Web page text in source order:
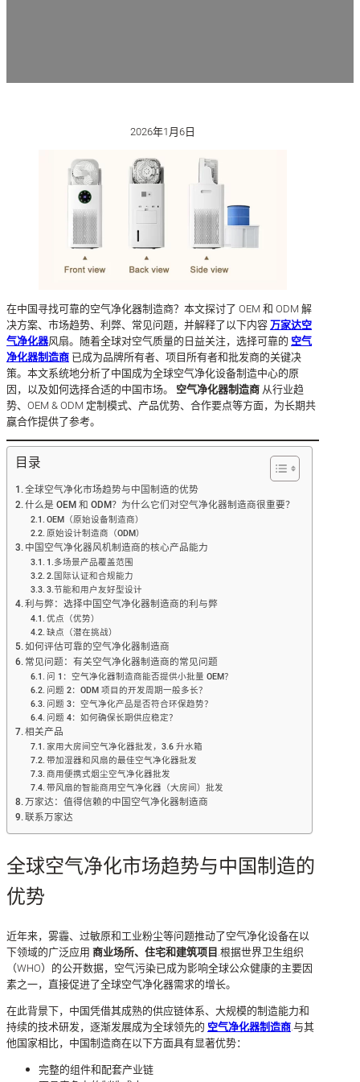
2026年1月6日
在中国寻找可靠的空气净化器制造商？本文探讨了 OEM 和 ODM 解
决方案、市场趋势、利弊、常见问题，并解释了以下内容万家达空
气净化器风扇。随着全球对空气质量的日益关注，选择可靠的 空气
净化器制造商 已成为品牌所有者、项目所有者和批发商的关键决
策。本文系统地分析了中国成为全球空气净化设备制造中心的原
因，以及如何选择合适的中国市场。 空气净化器制造商从行业趋
势、OEM & ODM 定制模式、产品优势、合作要点等方面，为长期共
赢合作提供了参考。
目录
全球空气净化市场趋势与中国制造的优势
什么是 OEM 和 ODM？为什么它们对空气净化器制造商很重要？
OEM（原始设备制造商）
原始设计制造商（ODM）
中国空气净化器风机制造商的核心产品能力
1.多场景产品覆盖范围
2.国际认证和合规能力
3.节能和用户友好型设计
利与弊：选择中国空气净化器制造商的利与弊
优点（优势）
缺点（潜在挑战）
如何评估可靠的空气净化器制造商
常见问题：有关空气净化器制造商的常见问题
问 1：空气净化器制造商能否提供小批量 OEM？
问题 2：ODM 项目的开发周期一般多长？
问题 3：空气净化产品是否符合环保趋势？
问题 4：如何确保长期供应稳定？
相关产品
家用大房间空气净化器批发，3.6 升水箱
带加湿器和风扇的最佳空气净化器批发
商用便携式烟尘空气净化器批发
带风扇的智能商用空气净化器（大房间）批发
万家达：值得信赖的中国空气净化器制造商
联系万家达
全球空气净化市场趋势与中国制造的
优势
近年来，雾霾、过敏原和工业粉尘等问题推动了空气净化设备在以
下领域的广泛应用 商业场所、住宅和建筑项目.根据世界卫生组织
（WHO）的公开数据，空气污染已成为影响全球公众健康的主要因
素之一，直接促进了全球空气净化器需求的增长。
在此背景下，中国凭借其成熟的供应链体系、大规模的制造能力和
持续的技术研发，逐渐发展成为全球领先的 空气净化器制造商.与其
他国家相比，中国制造商在以下方面具有显著优势：
完整的组件和配套产业链